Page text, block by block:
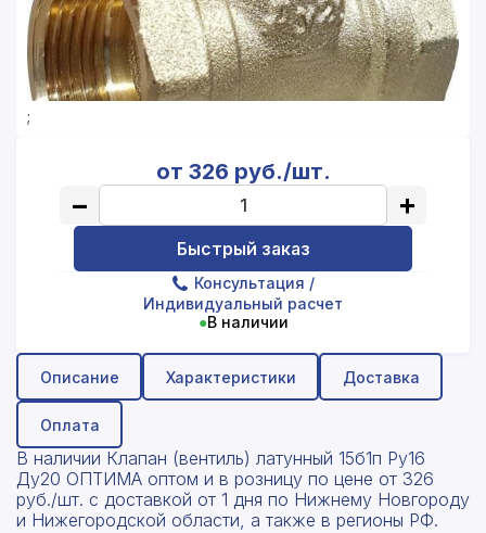
;
от 326 руб./шт.
− +
Быстрый заказ
Консультация /
Индивидуальный расчет
●В наличии
Описание Характеристики Доставка
Оплата
В наличии Клапан (вентиль) латунный 15б1п Ру16
Ду20 ОПТИМА оптом и в розницу по цене от 326
руб./шт. с доставкой от 1 дня по Нижнему Новгороду
и Нижегородской области, а также в регионы РФ.